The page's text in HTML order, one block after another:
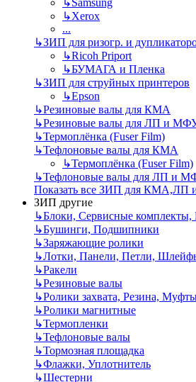
↳Xerox
...
↳ЗИП для ризогр. и
↳Ricoh Priport
↳БУМАГА и Пленка
↳ЗИП для струйных принтеров
↳Epson
↳Резиновые валы для КМА
↳Резиновые валы для ЛП и
↳Термоплёнка (Fuser Film)
↳Тефлоновые валы для КМА
↳Термоплёнка (Fuser Film)
↳Тефлоновые валы для ЛП и
Показать все ЗИП для
ЗИП другие
↳Блоки, Сервисные
↳Бушинги, Подшипники
↳Заряжающие ролики
↳Лотки, Панели, Петли,
↳Ракели
↳Резиновые валы
↳Ролики захвата, Резина,
↳Ролики магнитные
↳Термопленки
↳Тефлоновые валы
↳Тормозная площадка
↳Флажки, Уплотнитель
↳Шестерни